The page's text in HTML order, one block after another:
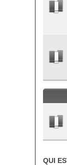
QUI